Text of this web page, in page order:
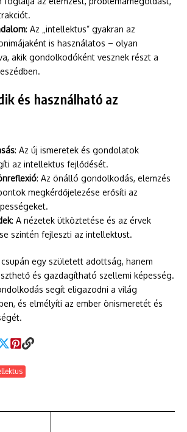
: Az „intellektus” gyakran az
is használatos – olyan
akik gondolkodóként vesznek részt a
és használható az
: Az új ismeretek és gondolatok
az intellektus fejlődését.
: Az önálló gondolkodás, elemzés
megkérdőjelezése erősíti az
: A nézetek ütköztetése és az érvek
szintén fejleszti az intellektust.
egy született adottság, hanem
és gazdagítható szellemi képesség.
segít eligazodni a világ
és elmélyíti az ember önismeretét és